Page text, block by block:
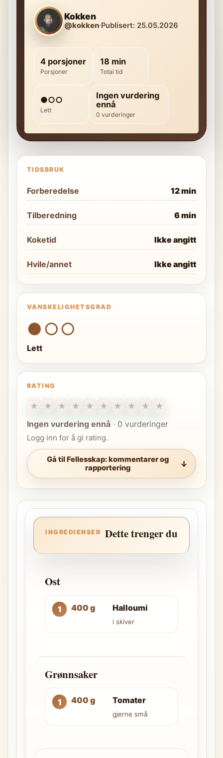
Kokken
@kokken·Publisert: 25.05.2026
4 porsjoner
Porsjoner
18 min
Total tid
●○○
Lett
Ingen vurdering
ennå
0 vurderinger
TIDSBRUK
Forberedelse 12 min
Tilberedning 6 min
Koketid Ikke angitt
Hvile/annet Ikke angitt
VANSKELIGHETSGRAD
●○○
Lett
RATING
★ ★ ★ ★ ★ ★ ★ ★ ★
★
Ingen vurdering ennå · 0 vurderinger
Logg inn for å gi rating.
Gå til Fellesskap: kommentarer og
rapportering
INGREDIENSER Dette trenger du
Ost
400 g Halloumi
i skiver
Grønnsaker
400 g Tomater
gjerne små